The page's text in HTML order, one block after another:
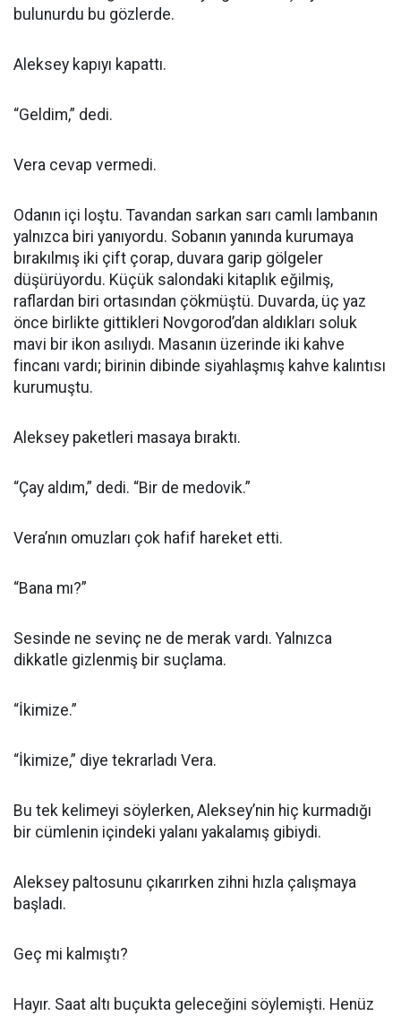
bulunurdu bu gözlerde.
Aleksey kapıyı kapattı.
“Geldim,” dedi.
Vera cevap vermedi.
Odanın içi loştu. Tavandan sarkan sarı camlı lambanın
yalnızca biri yanıyordu. Sobanın yanında kurumaya
bırakılmış iki çift çorap, duvara garip gölgeler
düşürüyordu. Küçük salondaki kitaplık eğilmiş,
raflardan biri ortasından çökmüştü. Duvarda, üç yaz
önce birlikte gittikleri Novgorod’dan aldıkları soluk
mavi bir ikon asılıydı. Masanın üzerinde iki kahve
fincanı vardı; birinin dibinde siyahlaşmış kahve kalıntısı
kurumuştu.
Aleksey paketleri masaya bıraktı.
“Çay aldım,” dedi. “Bir de medovik.”
Vera’nın omuzları çok hafif hareket etti.
“Bana mı?”
Sesinde ne sevinç ne de merak vardı. Yalnızca
dikkatle gizlenmiş bir suçlama.
“İkimize.”
“İkimize,” diye tekrarladı Vera.
Bu tek kelimeyi söylerken, Aleksey’nin hiç kurmadığı
bir cümlenin içindeki yalanı yakalamış gibiydi.
Aleksey paltosunu çıkarırken zihni hızla çalışmaya
başladı.
Geç mi kalmıştı?
Hayır. Saat altı buçukta geleceğini söylemişti. Henüz